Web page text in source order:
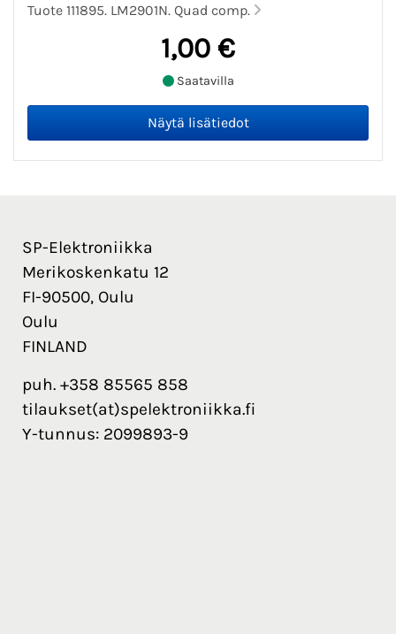
Tuote 111895. LM2901N. Quad comp.
1,00 €
Saatavilla
SP-Elektroniikka
Merikoskenkatu 12
FI-90500, Oulu
Oulu
FINLAND
puh. +358 85565 858
tilaukset(at)spelektroniikka.fi
Y-tunnus: 2099893-9